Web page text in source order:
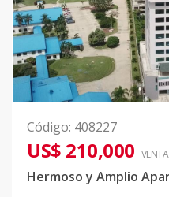
Código: 408227
US$ 210,000 VENTA